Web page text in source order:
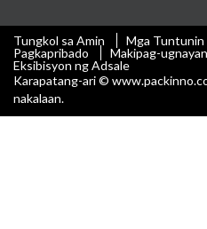
Tungkol sa Amin Mga Tuntunin
Pagkapribado
Makipag-
Eksibisyon ng Adsale
Karapatang-ari ©
nakalaan.